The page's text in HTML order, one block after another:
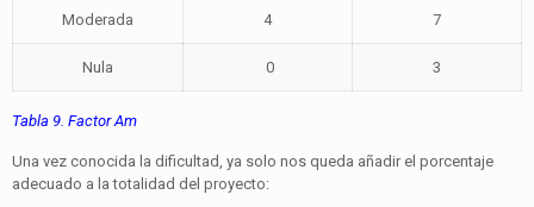
Moderada 4 7
Nula 0 3
Tabla 9. Factor Am
Una vez conocida la dificultad, ya solo nos queda añadir el porcentaje
adecuado a la totalidad del proyecto: